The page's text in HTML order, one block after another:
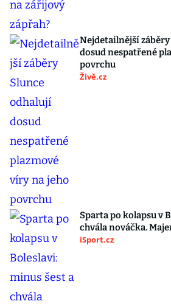
Nejdetailnější
dosud nespatřené
povrchu
Živě.cz
Sparta po kolapsu v
chvála nováčka.
iSport.cz